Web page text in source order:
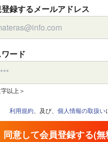
録するメールアドレス
ード
以上＞
利用規約 、及び、 個人情報の取扱い
同意して会員登録する(無